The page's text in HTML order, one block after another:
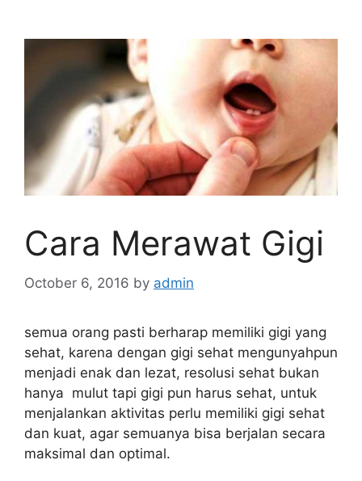
Cara Merawat Gigi
October 6, 2016 by admin
semua orang pasti berharap memiliki gigi yang
sehat, karena dengan gigi sehat mengunyahpun
menjadi enak dan lezat, resolusi sehat bukan
hanya mulut tapi gigi pun harus sehat, untuk
menjalankan aktivitas perlu memiliki gigi sehat
dan kuat, agar semuanya bisa berjalan secara
maksimal dan optimal.